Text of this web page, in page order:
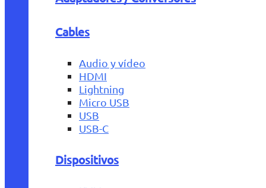
Cables
Audio y vídeo
HDMI
Lightning
Micro USB
USB
USB-C
Dispositivos